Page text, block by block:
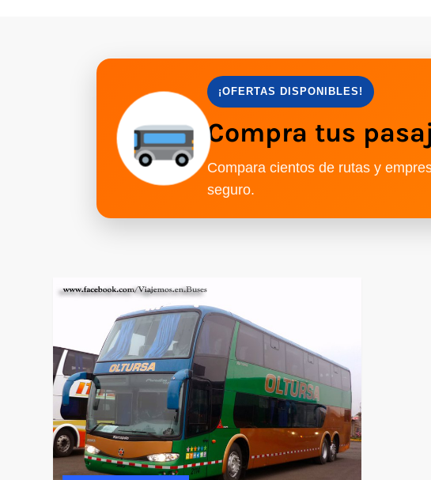
¡OFERTAS DISPONIBLES!
Compra tus
Compara cientos de rutas y
seguro.